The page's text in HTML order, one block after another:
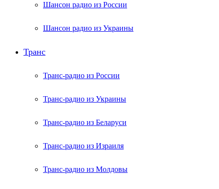
Шансон радио из России
Шансон радио из Украины
Транс
Транс-радио из России
Транс-радио из Украины
Транс-радио из Беларуси
Транс-радио из Израиля
Транс-радио из Молдовы